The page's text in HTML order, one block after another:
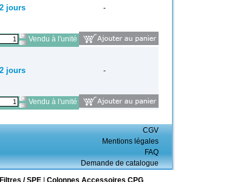
jours -
Vendu à l'unité
jours -
Vendu à l'unité
CGV
Mentions légales
FAQ
Demande de catalogue
Filtres / SPE Colonnes Accessoires CPG